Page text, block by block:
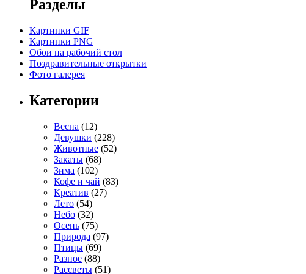
Разделы
Картинки GIF
Картинки PNG
Обои на рабочий стол
Поздравительные открытки
Фото галерея
Категории
Весна (12)
Девушки (228)
Животные (52)
Закаты (68)
Зима (102)
Кофе и чай (83)
Креатив (27)
Лето (54)
Небо (32)
Осень (75)
Природа (97)
Птицы (69)
Разное (88)
Рассветы (51)